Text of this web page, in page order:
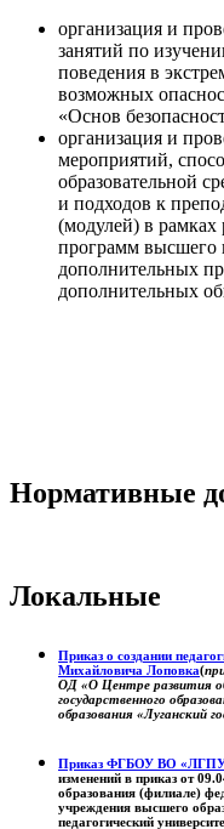
организация и
занятий по
поведения в
возможных
«Основ
организация и
мероприятий,
образовательной
и подходов к
(модулей) в рамках
программ высшего
дополнительных
дополнительных
Нормативные
Локальные
Приказ о создании
Михайловича Лоповка(
ОД «О Центре развития
государственного
образования «Луганский
Приказ ФГБОУ ВО
изменений в приказ от
образования (филиале)
учреждения высшего
педагогический